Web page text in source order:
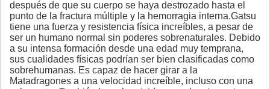
después de que su cuerpo se haya destrozado hasta el
punto de la fractura múltiple y la hemorragia interna.Gatsu
tiene una fuerza y resistencia física increíbles, a pesar de
ser un humano normal sin poderes sobrenaturales. Debido
a su intensa formación desde una edad muy temprana,
sus cualidades físicas podrían ser bien clasificadas como
sobrehumanas. Es capaz de hacer girar a la
Matadragones a una velocidad increíble, incluso con una